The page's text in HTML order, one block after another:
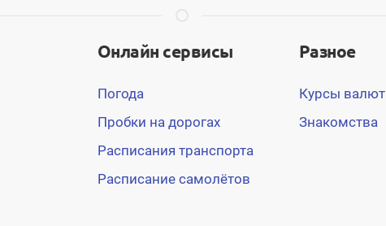
Онлайн сервисы
Погода
Пробки на дорогах
Расписания транспорта
Расписание самолётов
Разное
Курсы валют
Знакомства